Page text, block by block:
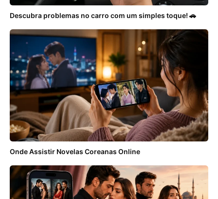
Descubra problemas no carro com um simples toque! 🚗
Onde Assistir Novelas Coreanas Online